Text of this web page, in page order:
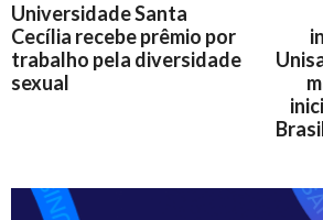
Universidade Santa
Cecília recebe prêmio por
trabalho pela diversidade
sexual